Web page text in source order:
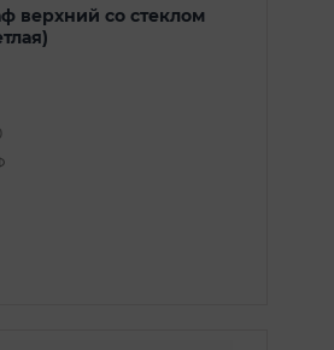
верхний со стеклом